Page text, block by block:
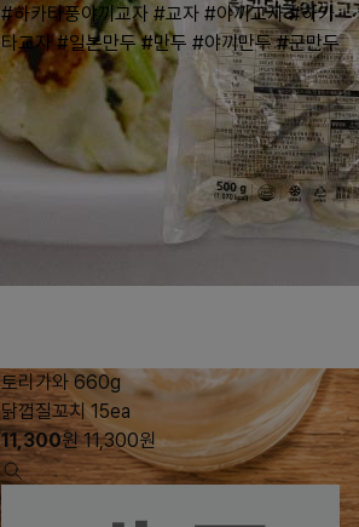
#하카타풍야끼교자 #교자 #야끼교자 #하카
타교자 #일본만두 #만두 #야끼만두 #군만두
토리가와 660g
닭껍질꼬치 15ea
11,300원 11,300원